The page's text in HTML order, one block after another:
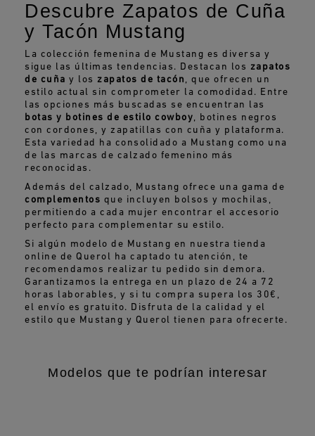
Descubre Zapatos de Cuña
y Tacón Mustang
La colección femenina de Mustang es diversa y
sigue las últimas tendencias. Destacan los zapatos
de cuña y los zapatos de tacón , que ofrecen un
estilo actual sin comprometer la comodidad. Entre
las opciones más buscadas se encuentran las
botas y botines de estilo cowboy, botines negros
con cordones, y zapatillas con cuña y plataforma.
Esta variedad ha consolidado a Mustang como una
de las marcas de calzado femenino más
reconocidas.
Además del calzado, Mustang ofrece una gama de
complementos que incluyen bolsos y mochilas,
permitiendo a cada mujer encontrar el accesorio
perfecto para complementar su estilo.
Si algún modelo de Mustang en nuestra tienda
online de Querol ha captado tu atención, te
recomendamos realizar tu pedido sin demora.
Garantizamos la entrega en un plazo de 24 a 72
horas laborables, y si tu compra supera los 30€,
el envío es gratuito. Disfruta de la calidad y el
estilo que Mustang y Querol tienen para ofrecerte.
Modelos que te podrían interesar